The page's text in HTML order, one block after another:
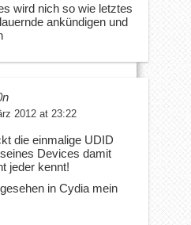
wird nich so wie letztes
ankündigen und
2012 at 23:22
die einmalige UDID
Devices damit
jeder kennt!
in Cydia mein